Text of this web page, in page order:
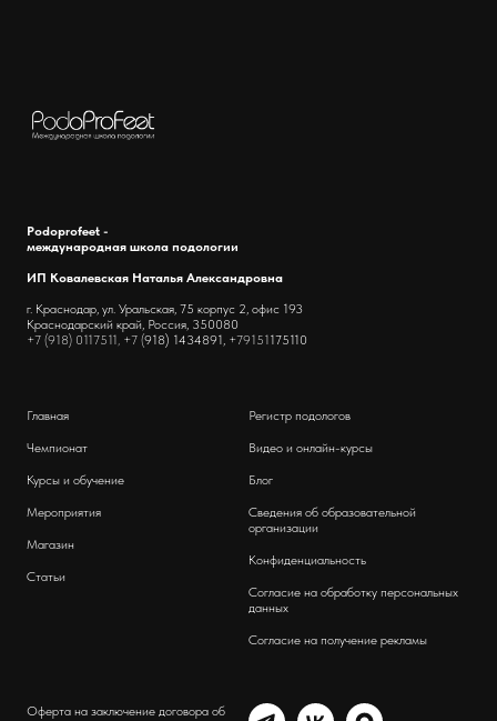
Podoprofeet -
международная школа подологии
ИП Ковалевская Наталья Александровна
г. Краснодар, ул. Уральская, 75 корпус 2, офис 193
Краснодарский край, Россия, 350080
+7 (918) 0117511, +7 (918) 1434891, +79151175110
Главная
Чемпионат
Курсы и обучение
Мероприятия
Магазин
Статьи
Регистр подологов
Видео и онлайн-курсы
Блог
Сведения об образовательной
организации
Конфиденциальность
Согласие на обработку персональных
данных
Согласие на получение рекламы
Оферта на заключение договора об